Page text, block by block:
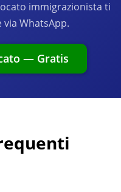
immigrazionista ti
WhatsApp.
— Gratis